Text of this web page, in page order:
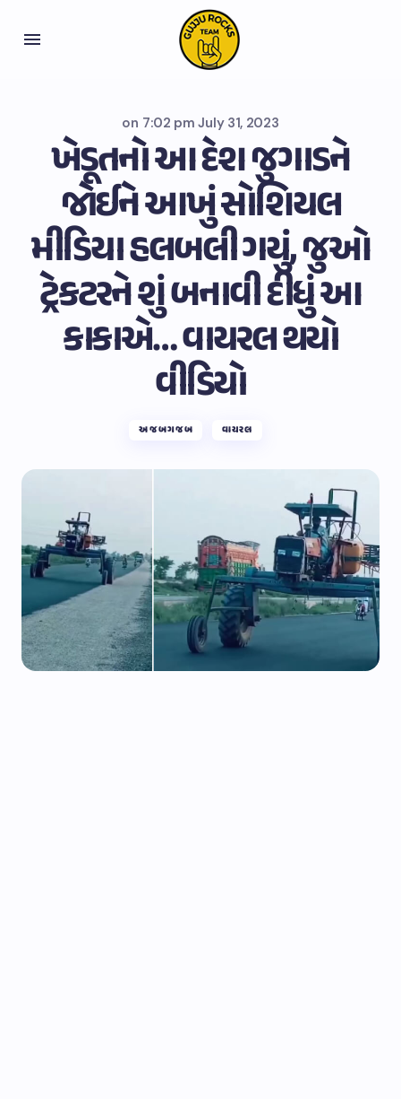
on 7:02 pm July 31, 2023
ખેડૂતનો આ દેશ જુગાડને
જોઈને આખું સોશિયલ
મીડિયા હલબલી ગયું, જુઓ
ટ્રેકટરને શું બનાવી દીધું આ
કાકાએ… વાયરલ થયો
વીડિયો
અજબગજબ વાયરલ